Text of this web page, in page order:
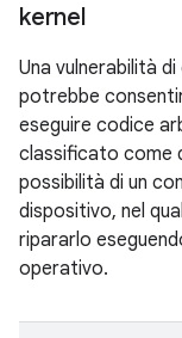
kernel
Una vulnerabilità
potrebbe
eseguire codice
classificato come
possibilità di un
dispositivo, nel
ripararlo
operativo.